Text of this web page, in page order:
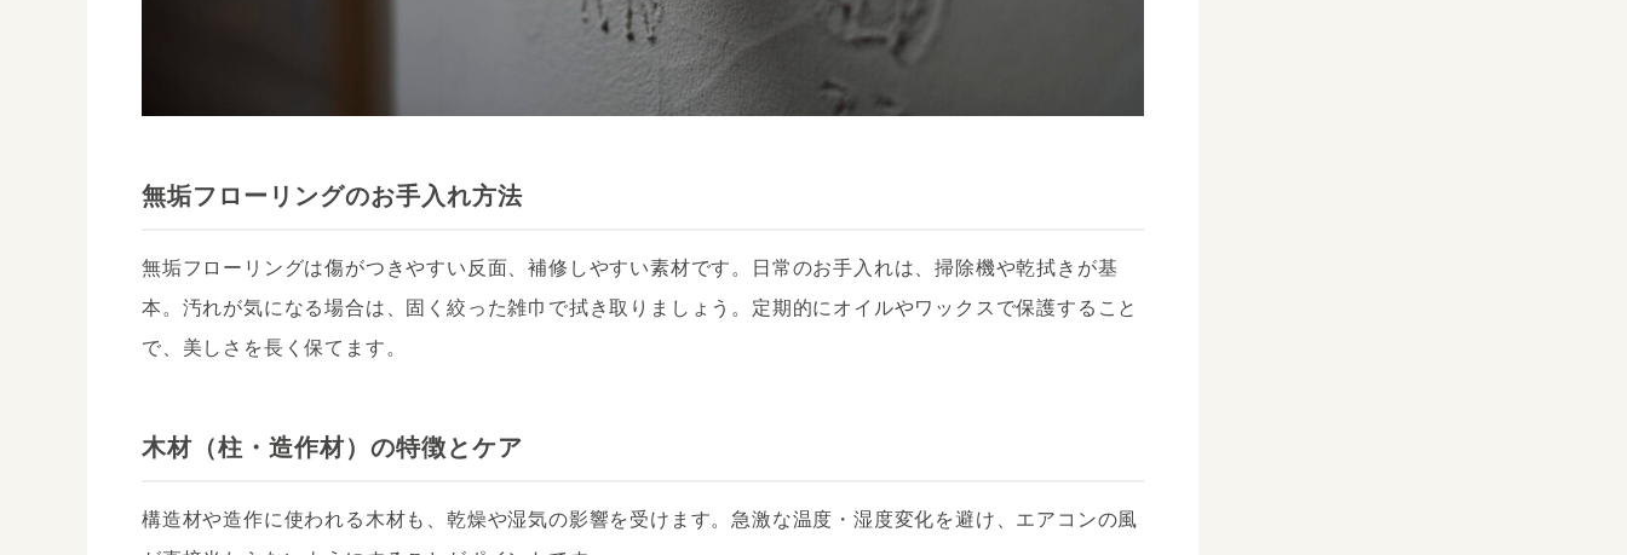
無垢フローリングのお手入れ方法
無垢フローリングは傷がつきやすい反面、補修しやすい素材です。日常のお手入れは、掃除機や乾拭きが基
本。汚れが気になる場合は、固く絞った雑巾で拭き取りましょう。定期的にオイルやワックスで保護すること
で、美しさを長く保てます。
木材（柱・造作材）の特徴とケア
構造材や造作に使われる木材も、乾燥や湿気の影響を受けます。急激な温度・湿度変化を避け、エアコンの風